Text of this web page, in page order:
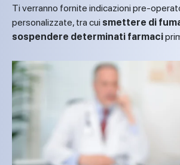
Ti verranno fornite indicazioni pre-
personalizzate, tra cui smettere di
sospendere determinati farmaci